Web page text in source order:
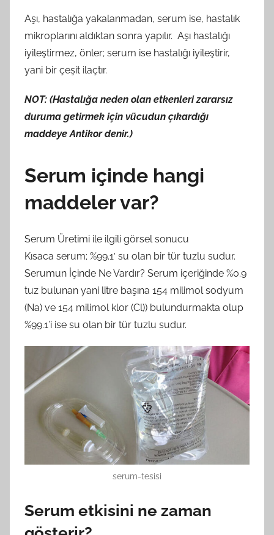
Aşı, hastalığa yakalanmadan, serum ise, hastalık
mikroplarını aldıktan sonra yapılır. Aşı hastalığı
iyileştirmez, önler; serum ise hastalığı iyileştirir,
yani bir çeşit ilaçtır.
NOT: (Hastalığa neden olan etkenleri zararsız
duruma getirmek için vücudun çıkardığı
maddeye Antikor denir.)
Serum içinde hangi
maddeler var?
Serum Üretimi ile ilgili görsel sonucu
Kısaca serum; %99.1′ su olan bir tür tuzlu sudur.
Serumun İçinde Ne Vardır? Serum içeriğinde %0.9
tuz bulunan yani litre başına 154 milimol sodyum
(Na) ve 154 milimol klor (Cl)) bulundurmakta olup
%99.1’i ise su olan bir tür tuzlu sudur.
serum-tesisi
Serum etkisini ne zaman